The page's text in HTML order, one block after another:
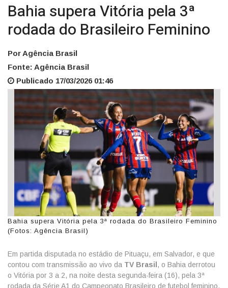
Bahia supera Vitória pela 3ª
rodada do Brasileiro Feminino
Por Agência Brasil
Fonte: Agência Brasil
Publicado 17/03/2026 01:46
Bahia supera Vitória pela 3ª rodada do Brasileiro Feminino
(Fotos: Agência Brasil)
Em partida disputada no estádio de Pituaçu, em Salvador, e que
contou com transmissão ao vivo da TV Brasil , o Bahia derrotou
o Vitória por 3 a 2, na noite desta segunda-feira (16), pela 3ª
rodada da Série A1 do Campeonato Brasileiro de futebol feminino.